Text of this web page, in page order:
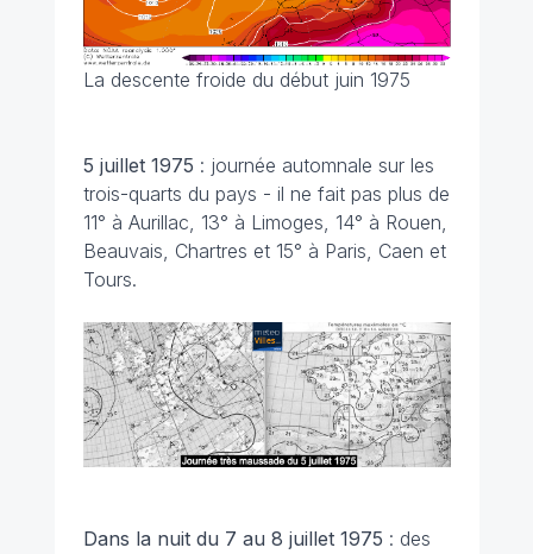
La descente froide du début juin 1975
5 juillet 1975 : journée automnale sur les
trois-quarts du pays - il ne fait pas plus de
11° à Aurillac, 13° à Limoges, 14° à Rouen,
Beauvais, Chartres et 15° à Paris, Caen et
Tours.
Dans la nuit du 7 au 8 juillet 1975 : des